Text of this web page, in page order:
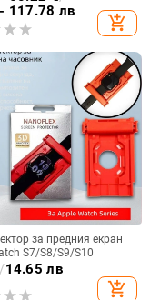
117.78 лв
add_shopping_cart
за предния екран
S7/S8/S9/S10
/14.65 лв
add_shopping_cart